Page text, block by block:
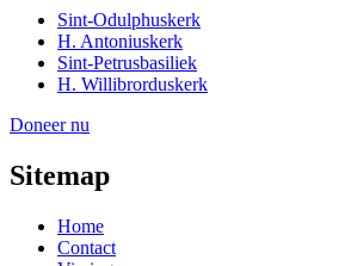
Sint-Odulphuskerk
H. Antoniuskerk
Sint-Petrusbasiliek
H. Willibrorduskerk
Doneer nu
Sitemap
Home
Contact